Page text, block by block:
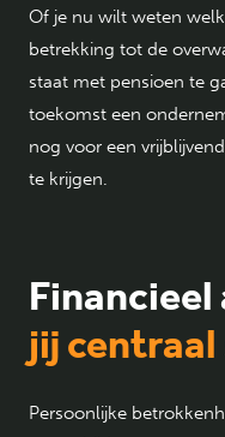
Of je nu wilt weten
betrekking tot de
staat met pensioen te
toekomst een
nog voor een
te krijgen.
jij
Persoonlijke